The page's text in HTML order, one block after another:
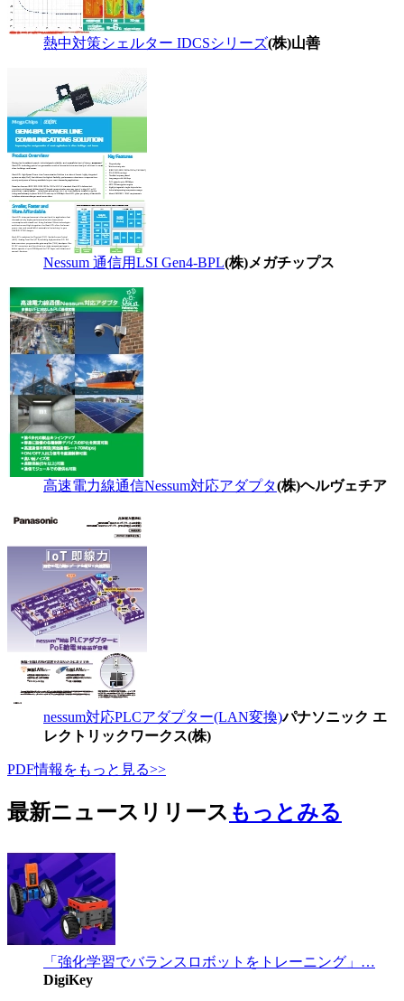
熱中対策シェルター IDCSシリーズ(株)山善
Nessum 通信用LSI Gen4-BPL(株)メガチップス
高速電力線通信Nessum対応アダプタ(株)ヘルヴェチア
nessum対応PLCアダプター(LAN変換)パナソニック エ
レクトリックワークス(株)
PDF情報をもっと見る>>
最新ニュースリリース もっとみる
「強化学習でバランスロボットをトレーニング」…
DigiKey